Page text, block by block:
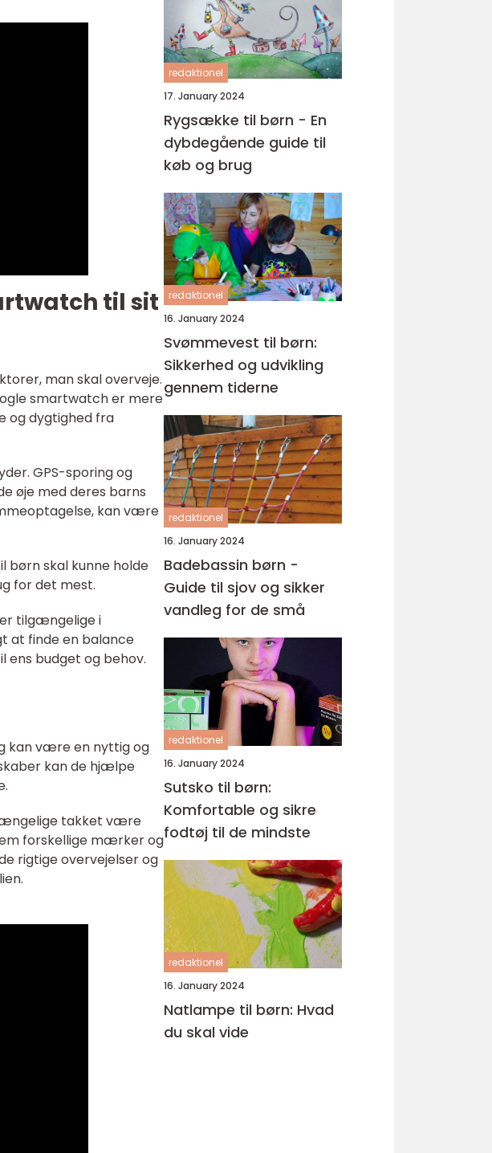
til sit
man skal overveje.
smartwatch er mere
og dygtighed fra
GPS-sporing og
øje med deres barns
kan være
skal kunne holde
for det mest.
tilgængelige i
at finde en balance
budget og behov.
kan være en nyttig og
kan de hjælpe
takket være
forskellige mærker og
rigtige overvejelser og
redaktionel
17. January 2024
Rygsække til børn - En
dybdegående guide til
køb og brug
redaktionel
16. January 2024
Svømmevest til børn:
Sikkerhed og udvikling
gennem tiderne
redaktionel
16. January 2024
Badebassin børn -
Guide til sjov og sikker
vandleg for de små
redaktionel
16. January 2024
Sutsko til børn:
Komfortable og sikre
fodtøj til de mindste
redaktionel
16. January 2024
Natlampe til børn: Hvad
du skal vide